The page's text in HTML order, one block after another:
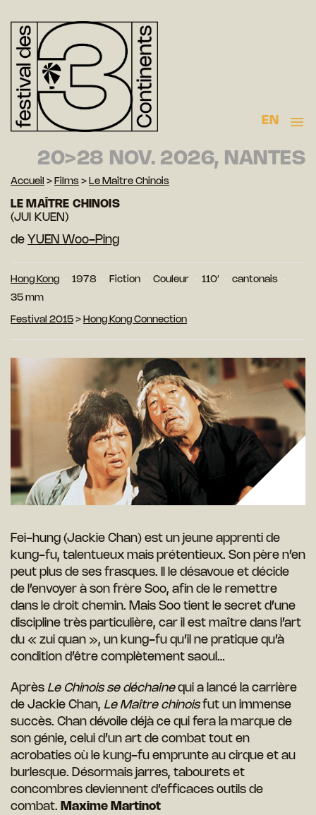
EN
20>28 NOV. 2026, NANTES
Accueil > Films > Le Maître Chinois
LE MAÎTRE CHINOIS
(JUI KUEN)
de YUEN Woo-Ping
Hong Kong 1978 Fiction Couleur 110′
cantonais
35 mm
Festival 2015 > Hong Kong Connection
Fei-hung (Jackie Chan) est un jeune apprenti de
kung-fu, talentueux mais prétentieux. Son père n’en
peut plus de ses frasques. Il le désavoue et décide
de l’envoyer à son frère Soo, afin de le remettre
dans le droit chemin. Mais Soo tient le secret d’une
discipline très particulière, car il est maître dans l’art
du « zui quan », un kung-fu qu’il ne pratique qu’à
condition d’être complètement saoul…
Après Le Chinois se déchaînequi a lancé la carrière
de Jackie Chan, Le Maître chinoisfut un immense
succès. Chan dévoile déjà ce qui fera la marque de
son génie, celui d’un art de combat tout en
acrobaties où le kung-fu emprunte au cirque et au
burlesque. Désormais jarres, tabourets et
concombres deviennent d’efficaces outils de
combat. Maxime Martinot